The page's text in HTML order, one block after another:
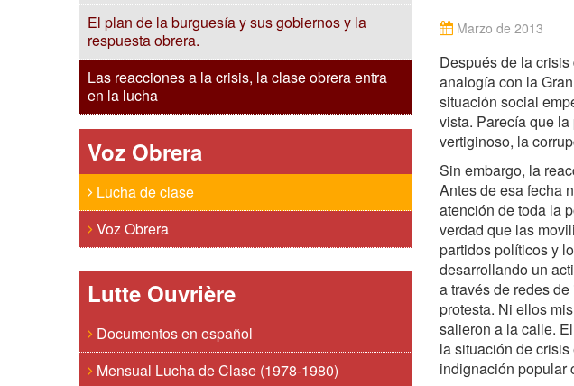
El plan de la burguesía y sus gobiernos y la
respuesta obrera.
Las reacciones a la crisis, la clase obrera entra
en la lucha
Voz Obrera
Lucha de clase
Voz Obrera
Lutte Ouvrière
Documentos en español
Mensual Lucha de Clase (1978-1980)
Marzo de 2013
Después de la
analogía con la
situación social
vista. Parecía que
vertiginoso, la
Sin embargo, la
Antes de esa fecha
atención de toda la
verdad que las
partidos políticos y
desarrollando un
a través de redes
protesta. Ni ellos
salieron a la calle.
la situación de
indignación popular